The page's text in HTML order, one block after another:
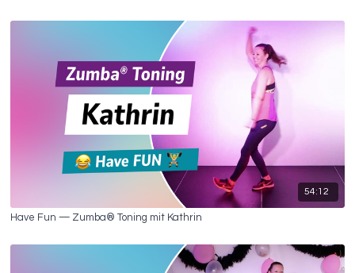
54:12
Have Fun — Zumba® Toning mit Kathrin